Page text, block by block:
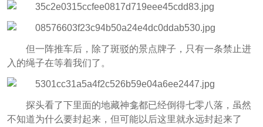
但一阵推车后，除了斑驳的景点牌子，只有一条禁止进
入的绳子在等着我们了。
探头看了下里面的地藏神龛都已经倒得七零八落，虽然
不知道为什么要封起来，但可能以后这里就永远封起来了